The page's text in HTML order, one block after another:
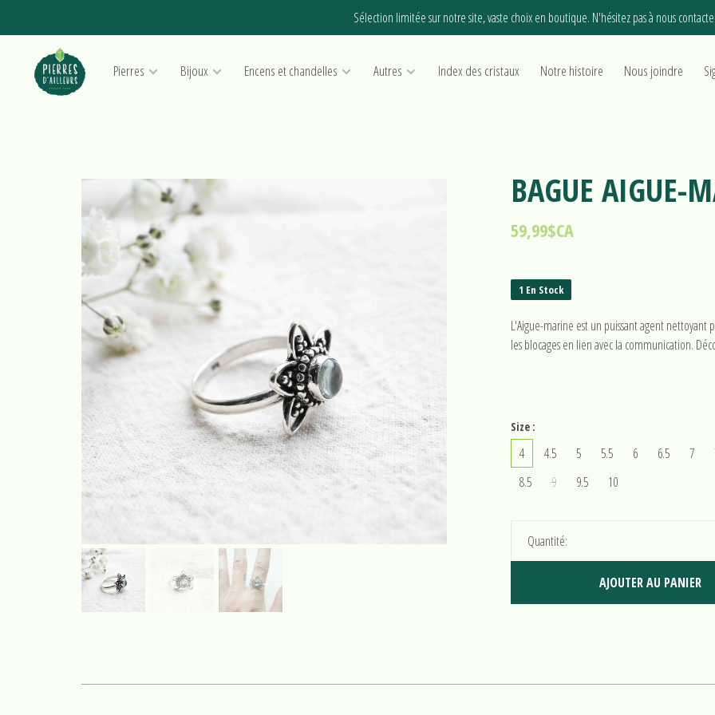
Sélection limitée sur notre site, vaste choix en boutique. N'hésitez pas à nous
Pierres Bijoux Encens et chandelles Autres Index des cristaux Notre histoire Nous joindre
BAGUE AIGUE-
59,99$CA
1 En Stock
L'Aigue-marine est un puissant agent
les blocages en lien avec la communication.
Size :
4 4.5 5 5.5 6 6.5 7
8.5
9 9.5 10
Quantité:
AJOUTER AU PANIER